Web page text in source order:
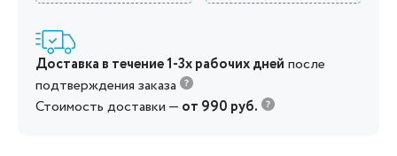
Доставка в течение 1-3х рабочих дней после
подтверждения заказа
Стоимость доставки — от 990 руб.